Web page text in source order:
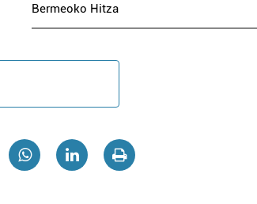
Bermeoko Hitza